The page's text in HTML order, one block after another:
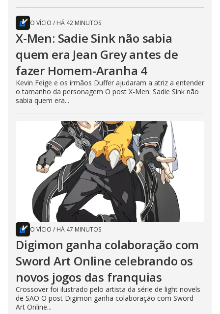
O VÍCIO / HÁ 42 MINUTOS
X-Men: Sadie Sink não sabia
quem era Jean Grey antes de
fazer Homem-Aranha 4
Kevin Feige e os irmãos Duffer ajudaram a atriz a entender
o tamanho da personagem O post X-Men: Sadie Sink não
sabia quem era...
O VÍCIO / HÁ 47 MINUTOS
Digimon ganha colaboração com
Sword Art Online celebrando os
novos jogos das franquias
Crossover foi ilustrado pelo artista da série de light novels
de SAO O post Digimon ganha colaboração com Sword
Art Online...